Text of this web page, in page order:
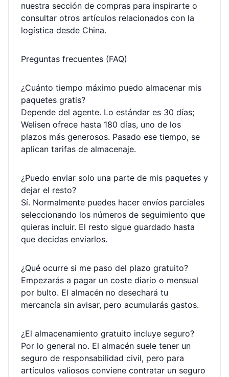
nuestra sección de compras para inspirarte o
consultar otros artículos relacionados con la
logística desde China.
Preguntas frecuentes (FAQ)
¿Cuánto tiempo máximo puedo almacenar mis
paquetes gratis?
Depende del agente. Lo estándar es 30 días;
Welisen ofrece hasta 180 días, uno de los
plazos más generosos. Pasado ese tiempo, se
aplican tarifas de almacenaje.
¿Puedo enviar solo una parte de mis paquetes y
dejar el resto?
Sí. Normalmente puedes hacer envíos parciales
seleccionando los números de seguimiento que
quieras incluir. El resto sigue guardado hasta
que decidas enviarlos.
¿Qué ocurre si me paso del plazo gratuito?
Empezarás a pagar un coste diario o mensual
por bulto. El almacén no desechará tu
mercancía sin avisar, pero acumularás gastos.
¿El almacenamiento gratuito incluye seguro?
Por lo general no. El almacén suele tener un
seguro de responsabilidad civil, pero para
artículos valiosos conviene contratar un seguro